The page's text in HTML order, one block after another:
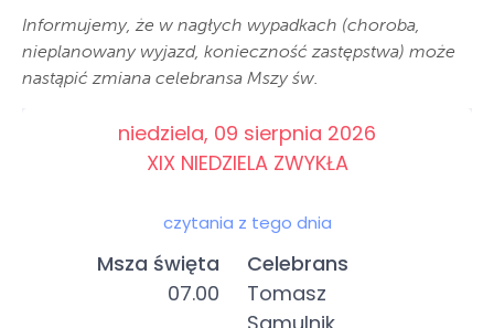
Informujemy, że w nagłych wypadkach (choroba,
nieplanowany wyjazd, konieczność zastępstwa) może
nastąpić zmiana celebransa Mszy św.